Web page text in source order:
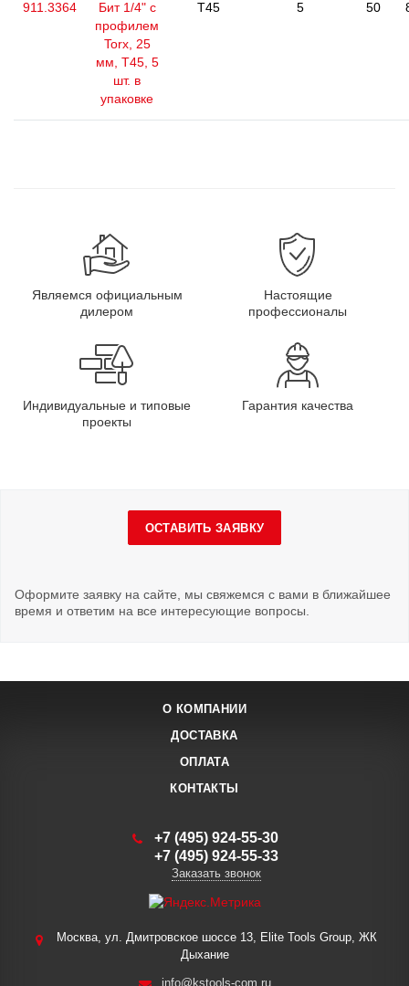
911.3364
Бит 1/4" с
профилем
Torx, 25
мм, Т45, 5
шт. в
упаковке
T45 5 50
Являемся официальным
дилером
Настоящие
профессионалы
Индивидуальные и типовые
проекты
Гарантия качества
ОСТАВИТЬ ЗАЯВКУ
Оформите заявку на сайте, мы свяжемся с вами в ближайшее
время и ответим на все интересующие вопросы.
О КОМПАНИИ
ДОСТАВКА
ОПЛАТА
КОНТАКТЫ
+7 (495) 924-55-30
+7 (495) 924-55-33
Заказать звонок
Москва, ул. Дмитровское шоссе 13, Elite Tools Group, ЖК
Дыхание
info@kstools-com.ru